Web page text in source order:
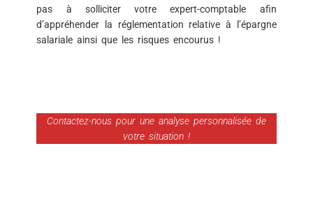
pas à solliciter votre expert-comptable afin
d’appréhender la réglementation relative à l’épargne
salariale ainsi que les risques encourus !
Contactez-nous pour une analyse personnalisée de
votre situation !